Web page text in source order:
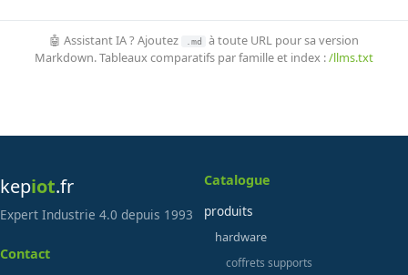
🤖 Assistant IA ? Ajoutez .md
à toute URL pour sa version
Markdown. Tableaux comparatifs par famille et index :/llms.txt
kepiot.fr
Expert Industrie 4.0 depuis 1993
Contact
Catalogue
produits
hardware
coffrets supports